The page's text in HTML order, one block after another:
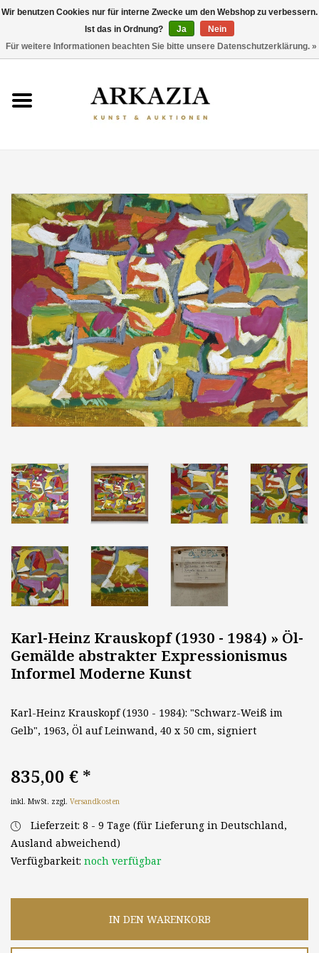
AKTUELLER KATALOG
THEMEN
ENTDECKEN
Karl-Heinz Krauskopf (1930 - 1984) » Öl-
Gemälde abstrakter Expressionismus
Informel Moderne Kunst
Karl-Heinz Krauskopf (1930 - 1984): "Schwarz-Weiß im
Gelb", 1963, Öl auf Leinwand, 40 x 50 cm, signiert
835,00 € *
inkl. MwSt. zzgl. Versandkosten
Lieferzeit: 8 - 9 Tage (für Lieferung in Deutschland,
Ausland abweichend)
Verfügbarkeit: noch verfügbar
IN DEN WARENKORB
Wir benutzen Cookies nur für interne Zwecke um den Webshop zu verbessern.
Ist das in Ordnung?
Ja
Nein
Für weitere Informationen beachten Sie bitte unsere Datenschutzerklärung. »